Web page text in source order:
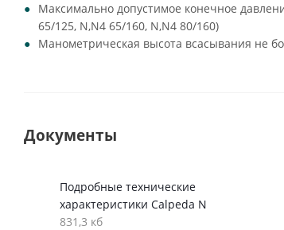
Максимально допустимое конечное
65/125, N,N4 65/160, N,N4 80/160)
Манометрическая высота всасывания не
Документы
Подробные технические
характеристики Calpeda N
831,3 кб